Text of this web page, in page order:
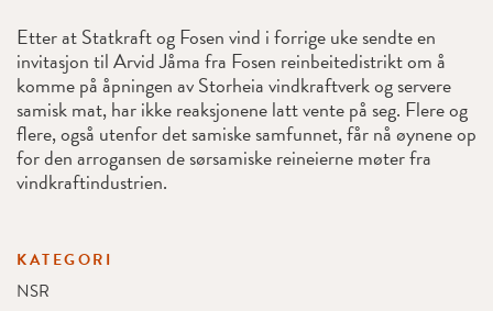
Etter at Statkraft og Fosen vind i forrige uke sendte en
invitasjon til Arvid Jåma fra Fosen reinbeitedistrikt om å
komme på åpningen av Storheia vindkraftverk og servere
samisk mat, har ikke reaksjonene latt vente på seg. Flere og
flere, også utenfor det samiske samfunnet, får nå øynene op
for den arrogansen de sørsamiske reineierne møter fra
vindkraftindustrien.
KATEGORI
NSR